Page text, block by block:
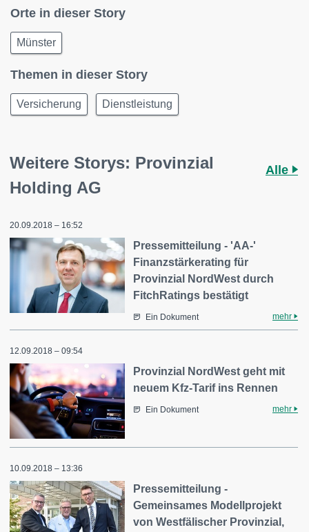
Orte in dieser Story
Münster
Themen in dieser Story
Versicherung Dienstleistung
Weitere Storys: Provinzial
Holding AG
Alle
20.09.2018 – 16:52
Pressemitteilung - 'AA-'
Finanzstärkerating für
Provinzial NordWest durch
FitchRatings bestätigt
Ein Dokument mehr
12.09.2018 – 09:54
Provinzial NordWest geht mit
neuem Kfz-Tarif ins Rennen
Ein Dokument mehr
10.09.2018 – 13:36
Pressemitteilung -
Gemeinsames Modellprojekt
von Westfälischer Provinzial,